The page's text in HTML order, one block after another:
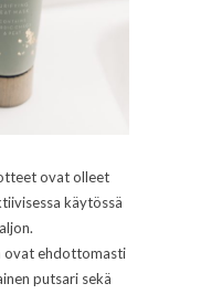
ovat olleet
käytössä
ovat ehdottomasti
putsari sekä